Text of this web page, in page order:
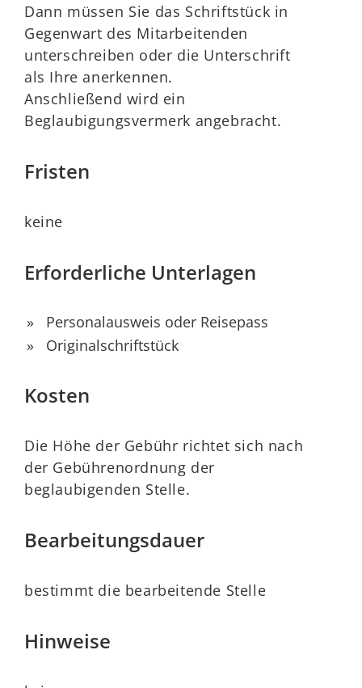
Dann müssen Sie das Schriftstück in
Gegenwart des Mitarbeitenden
unterschreiben oder die Unterschrift
als Ihre anerkennen.
Anschließend wird ein
Beglaubigungsvermerk angebracht.
Fristen
keine
Erforderliche Unterlagen
Personalausweis oder Reisepass
Originalschriftstück
Kosten
Die Höhe der Gebühr richtet sich nach
der Gebührenordnung der
beglaubigenden Stelle.
Bearbeitungsdauer
bestimmt die bearbeitende Stelle
Hinweise